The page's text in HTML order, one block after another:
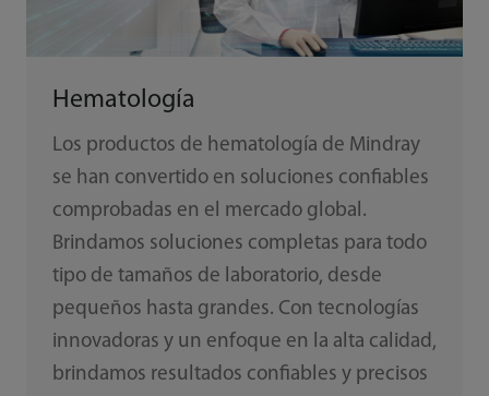
Hematología
Los productos de hematología de Mindray
se han convertido en soluciones confiables
comprobadas en el mercado global.
Brindamos soluciones completas para todo
tipo de tamaños de laboratorio, desde
pequeños hasta grandes. Con tecnologías
innovadoras y un enfoque en la alta calidad,
brindamos resultados confiables y precisos